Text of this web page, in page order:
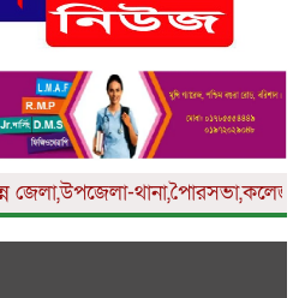
থানা,পৈারসভা,কলেজ ও